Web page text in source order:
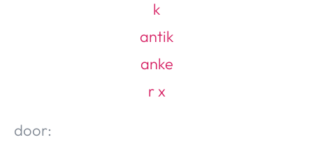
Travel
Lifestyle
door: